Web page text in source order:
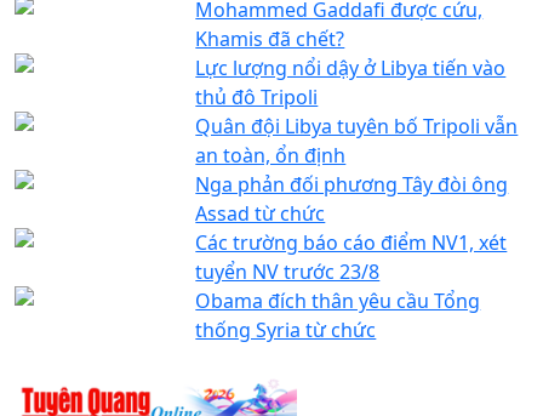
Mohammed Gaddafi được cứu,
Khamis đã chết?
Lực lượng nổi dậy ở Libya tiến vào
thủ đô Tripoli
Quân đội Libya tuyên bố Tripoli vẫn
an toàn, ổn định
Nga phản đối phương Tây đòi ông
Assad từ chức
Các trường báo cáo điểm NV1, xét
tuyển NV trước 23/8
Obama đích thân yêu cầu Tổng
thống Syria từ chức